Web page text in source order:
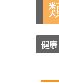
健康